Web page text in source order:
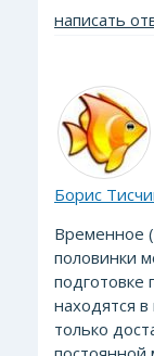
написать
Борис
Временное
половинки
подготовке
находятся
только